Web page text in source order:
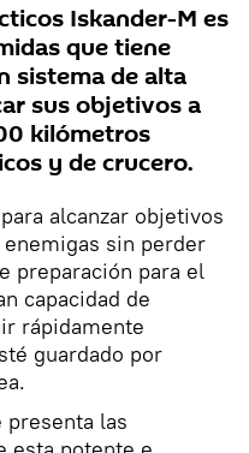
Iskander-M es
que tiene
sistema de alta
sus objetivos a
kilómetros
y de crucero.
alcanzar objetivos
sin perder
preparación para el
capacidad de
rápidamente
guardado por
presenta las